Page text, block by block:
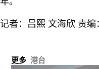
记者：吕熙 文海欣 责
更多 港台